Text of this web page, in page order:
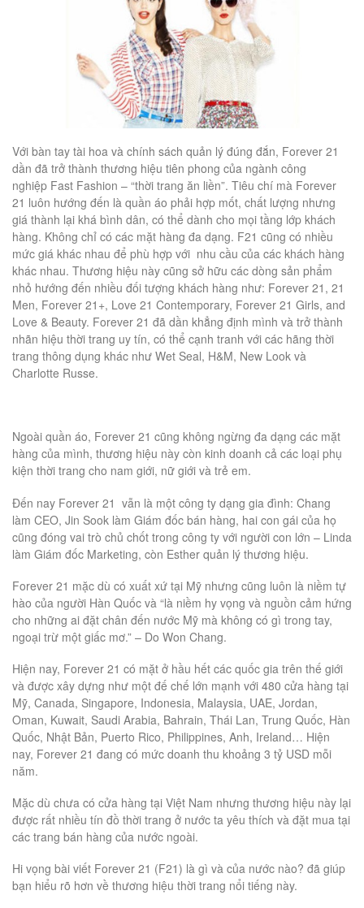
Với bàn tay tài hoa và chính sách quản lý đúng đắn, Forever 21
dần đã trở thành thương hiệu tiên phong của ngành công
nghiệp Fast Fashion – “thời trang ăn liền”. Tiêu chí mà Forever
21 luôn hướng đến là quần áo phải hợp mốt, chất lượng nhưng
giá thành lại khá bình dân, có thể dành cho mọi tầng lớp khách
hàng. Không chỉ có các mặt hàng đa dạng. F21 cũng có nhiều
mức giá khác nhau để phù hợp với nhu cầu của các khách hàng
khác nhau. Thương hiệu này cũng sở hữu các dòng sản phẩm
nhỏ hướng đến nhiều đối tượng khách hàng như: Forever 21, 21
Men, Forever 21+, Love 21 Contemporary, Forever 21 Girls, and
Love & Beauty. Forever 21 đã dần khẳng định mình và trở thành
nhãn hiệu thời trang uy tín, có thể cạnh tranh với các hãng thời
trang thông dụng khác như Wet Seal, H&M, New Look và
Charlotte Russe.
Ngoài quần áo, Forever 21 cũng không ngừng đa dạng các mặt
hàng của mình, thương hiệu này còn kinh doanh cả các loại phụ
kiện thời trang cho nam giới, nữ giới và trẻ em.
Đến nay Forever 21 vẫn là một công ty dạng gia đình: Chang
làm CEO, Jin Sook làm Giám đốc bán hàng, hai con gái của họ
cũng đóng vai trò chủ chốt trong công ty với người con lớn – Linda
làm Giám đốc Marketing, còn Esther quản lý thương hiệu.
Forever 21 mặc dù có xuất xứ tại Mỹ nhưng cũng luôn là niềm tự
hào của người Hàn Quốc và “là niềm hy vọng và nguồn cảm hứng
cho những ai đặt chân đến nước Mỹ mà không có gì trong tay,
ngoại trừ một giấc mơ.” – Do Won Chang.
Hiện nay, Forever 21 có mặt ở hầu hết các quốc gia trên thế giới
và được xây dựng như một đế chế lớn mạnh với 480 cửa hàng tại
Mỹ, Canada, Singapore, Indonesia, Malaysia, UAE, Jordan,
Oman, Kuwait, Saudi Arabia, Bahrain, Thái Lan, Trung Quốc, Hàn
Quốc, Nhật Bản, Puerto Rico, Philippines, Anh, Ireland… Hiện
nay, Forever 21 đang có mức doanh thu khoảng 3 tỷ USD mỗi
năm.
Mặc dù chưa có cửa hàng tại Việt Nam nhưng thương hiệu này lại
được rất nhiều tín đồ thời trang ở nước ta yêu thích và đặt mua tại
các trang bán hàng của nước ngoài.
Hi vọng bài viết Forever 21 (F21) là gì và của nước nào? đã giúp
bạn hiểu rõ hơn về thương hiệu thời trang nổi tiếng này.